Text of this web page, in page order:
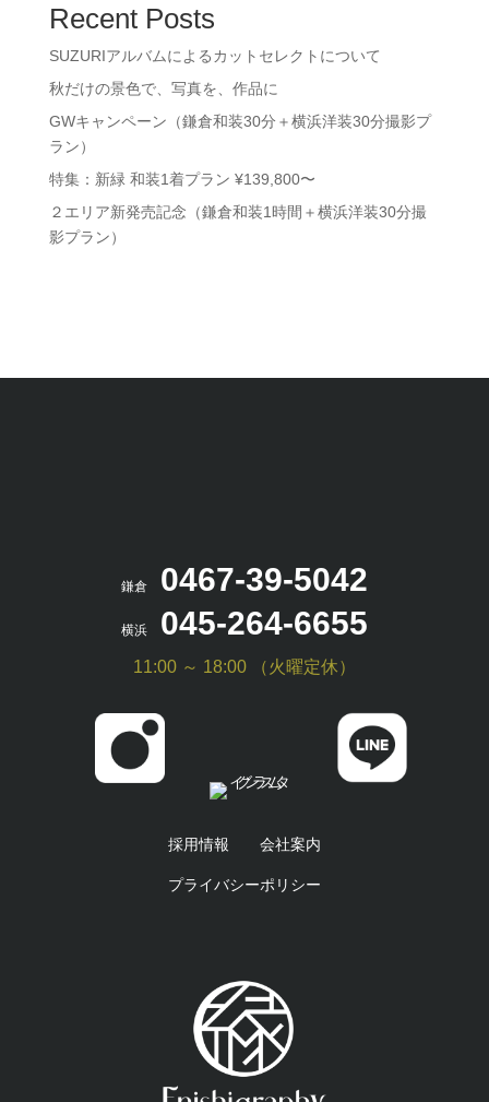
Recent Posts
SUZURIアルバムによるカットセレクトについて
秋だけの景色で、写真を、作品に
GWキャンペーン（鎌倉和装30分＋横浜洋装30分撮影プ
ラン）
特集：新緑 和装1着プラン ¥139,800〜
２エリア新発売記念（鎌倉和装1時間＋横浜洋装30分撮
影プラン）
鎌倉 0467-39-5042
横浜 045-264-6655
11:00 ～ 18:00 （火曜定休）
採用情報 会社案内
プライバシーポリシー